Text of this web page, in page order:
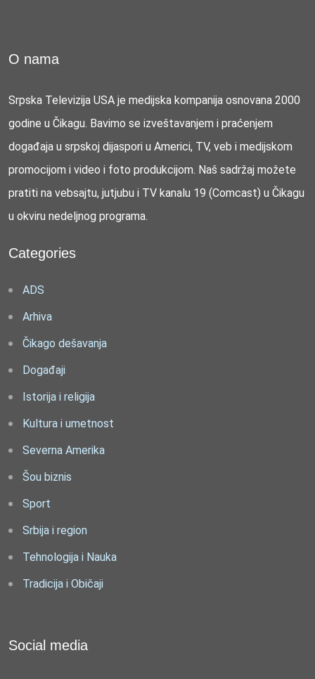
O nama
Srpska Televizija USA je medijska kompanija osnovana 2000
godine u Čikagu. Bavimo se izveštavanjem i praćenjem
događaja u srpskoj dijaspori u Americi, TV, veb i medijskom
promocijom i video i foto produkcijom. Naš sadržaj možete
pratiti na vebsajtu, jutjubu i TV kanalu 19 (Comcast) u Čikagu
u okviru nedeljnog programa.
Categories
ADS
Arhiva
Čikago dešavanja
Događaji
Istorija i religija
Kultura i umetnost
Severna Amerika
Šou biznis
Sport
Srbija i region
Tehnologija i Nauka
Tradicija i Običaji
Social media